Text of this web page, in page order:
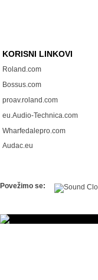
KORISNI LINKOVI
Roland.com
Bossus.com
proav.roland.com
eu.Audio-Technica.com
Wharfedalepro.com
Audac.eu
Povežimo se: